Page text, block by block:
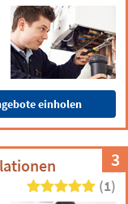
einholen
3
(1)